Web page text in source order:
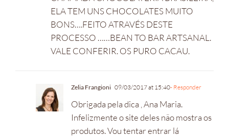
ELA TEM UNS CHOCOLATES MUITO
BONS….FEITO ATRAVÉS DESTE
PROCESSO ……BEAN TO BAR ARTSANAL.
VALE CONFERIR. OS PURO CACAU.
Zelia Frangioni 09/03/2017 at 15:40- Responder
Obrigada pela dica , Ana Maria.
Infelizmente o site deles não mostra os
produtos. Vou tentar entrar lá